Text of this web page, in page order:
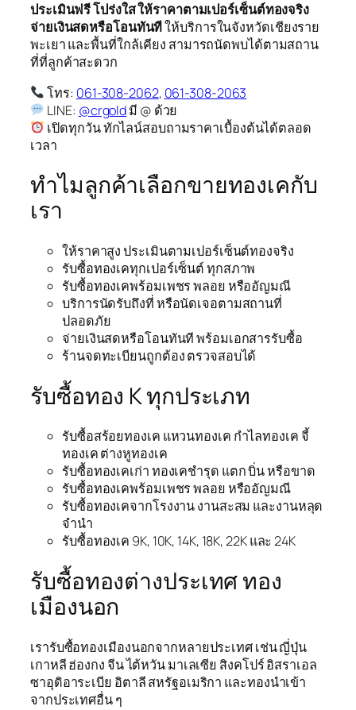
ประเมินฟรี โปร่งใส ให้ราคาตามเปอร์เซ็นต์ทองจริง
จ่ายเงินสดหรือโอนทันทีให้บริการในจังหวัดเชียงราย
พะเยา และพื้นที่ใกล้เคียง สามารถนัดพบได้ตามสถาน
ที่ที่ลูกค้าสะดวก
โทร: 061-308-2062, 061-308-2063
LINE: @crgoldมี @ ด้วย
เปิดทุกวัน ทักไลน์สอบถามราคาเบื้องต้นได้ตลอด
เวลา
ทำไมลูกค้าเลือกขายทองเคกับ
เรา
ให้ราคาสูง ประเมินตามเปอร์เซ็นต์ทองจริง
รับซื้อทองเคทุกเปอร์เซ็นต์ ทุกสภาพ
รับซื้อทองเคพร้อมเพชร พลอย หรืออัญมณี
บริการนัดรับถึงที่ หรือนัดเจอตามสถานที่
ปลอดภัย
จ่ายเงินสดหรือโอนทันที พร้อมเอกสารรับซื้อ
ร้านจดทะเบียนถูกต้อง ตรวจสอบได้
รับซื้อทอง K ทุกประเภท
รับซื้อสร้อยทองเค แหวนทองเค กำไลทองเค จี้
ทองเค ต่างหูทองเค
รับซื้อทองเคเก่า ทองเคชำรุด แตก บิ่น หรือขาด
รับซื้อทองเคพร้อมเพชร พลอย หรืออัญมณี
รับซื้อทองเคจากโรงงาน งานสะสม และงานหลุด
จำนำ
รับซื้อทองเค 9K, 10K, 14K, 18K, 22K และ 24K
รับซื้อทองต่างประเทศ ทอง
เมืองนอก
เรารับซื้อทองเมืองนอกจากหลายประเทศ เช่น ญี่ปุ่น
เกาหลี ฮ่องกง จีน ไต้หวัน มาเลเซีย สิงคโปร์ อิสราเอล
ซาอุดิอาระเบีย อิตาลี สหรัฐอเมริกา และทองนำเข้า
จากประเทศอื่น ๆ